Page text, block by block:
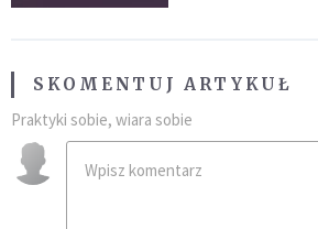
SKOMENTUJ ARTYKUŁ
Praktyki sobie, wiara sobie